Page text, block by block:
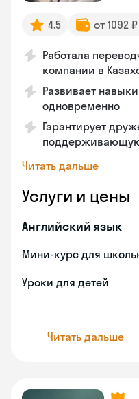
4.5 от 1092
Работала
компании в
Развивает
одновременно
Гарантирует
поддерживающую
Читать дальше
Услуги и цены
Английский язык
Мини-курс для
Уроки для детей
Читать дальше